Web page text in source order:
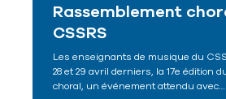
Rassemblement
CSSRS
Les enseignants de musique du
28 et 29 avril derniers, la 17e édition
choral, un événement attendu avec…